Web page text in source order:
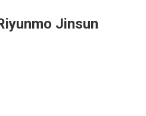
Jinsun